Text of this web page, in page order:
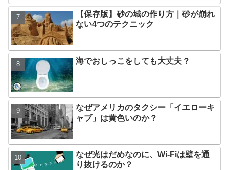
【保存版】砂の城の作り方｜砂が崩れ
ない4つのテクニック
海でおしっこをしても大丈夫？
なぜアメリカのタクシー「イエローキ
ャブ」は黄色いのか？
なぜ光はだめなのに、Wi-Fiは壁を通
り抜けるのか？